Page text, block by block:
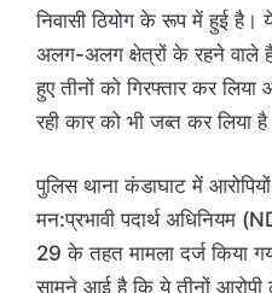
निवासी ठियोग के रूप में हुई है।
अलग-अलग क्षेत्रों के रहने वाले
हुए तीनों को गिरफ्तार कर
रही कार को भी जब्त कर लिया
पुलिस थाना कंडाघाट में
मन:प्रभावी पदार्थ अधिनियम
29 के तहत मामला दर्ज किया
सामने आई है कि ये तीनों